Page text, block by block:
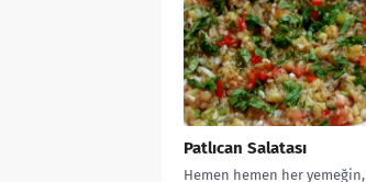
Patlıcan Salatası
Hemen hemen her yemeğin,